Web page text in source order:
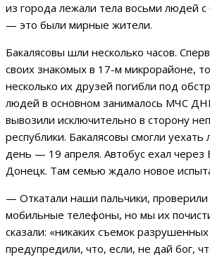
из города лежали тела восьми людей
— это были мирные жители.
Бакалясовы шли несколько часов.
своих знакомых в 17-м микрорайоне,
несколько их друзей погибли под
людей в основном занималось МЧС
вывозили исключительно в сторону
республики. Бакалясовы смогли
день — 19 апреля. Автобус ехал через
Донецк. Там семью ждало новое
— Откатали наши пальчики,
мобильные телефоны, но мы их
сказали: «никаких съемок
предупредили, что, если, не дай бог,